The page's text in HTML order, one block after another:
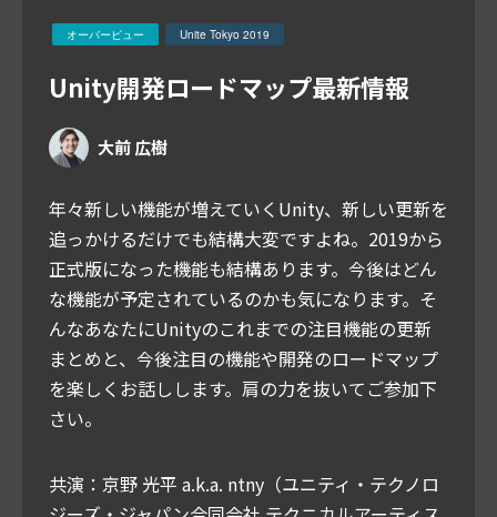
オーバービュー Unite Tokyo 2019
Unity開発ロードマップ最新情報
大前 広樹
年々新しい機能が増えていくUnity、新しい更新を
追っかけるだけでも結構大変ですよね。2019から
正式版になった機能も結構あります。今後はどん
な機能が予定されているのかも気になります。そ
んなあなたにUnityのこれまでの注目機能の更新
まとめと、今後注目の機能や開発のロードマップ
を楽しくお話しします。肩の力を抜いてご参加下
さい。
共演：京野 光平 a.k.a. ntny（ユニティ・テクノロ